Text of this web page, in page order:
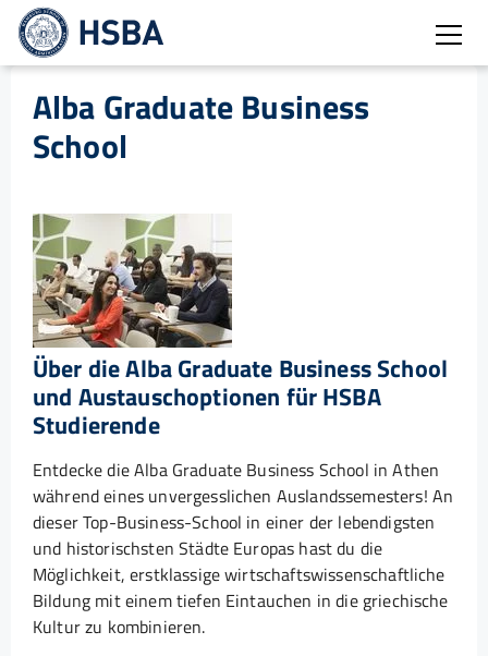
Alba Graduate Business
School
Über die Alba Graduate Business School
und Austauschoptionen für HSBA
Studierende
Entdecke die Alba Graduate Business School in Athen
während eines unvergesslichen Auslandssemesters! An
dieser Top-Business-School in einer der lebendigsten
und historischsten Städte Europas hast du die
Möglichkeit, erstklassige wirtschaftswissenschaftliche
Bildung mit einem tiefen Eintauchen in die griechische
Kultur zu kombinieren.